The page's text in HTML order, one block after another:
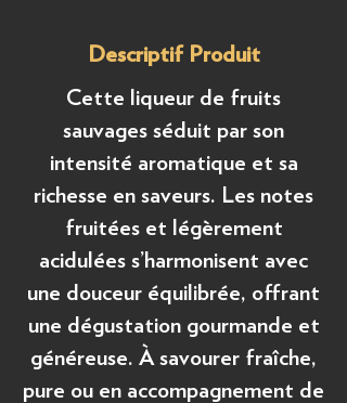
Descriptif Produit
Cette liqueur de fruits
sauvages séduit par son
intensité aromatique et sa
richesse en saveurs. Les notes
fruitées et légèrement
acidulées s’harmonisent avec
une douceur équilibrée, offrant
une dégustation gourmande et
généreuse. À savourer fraîche,
pure ou en accompagnement de